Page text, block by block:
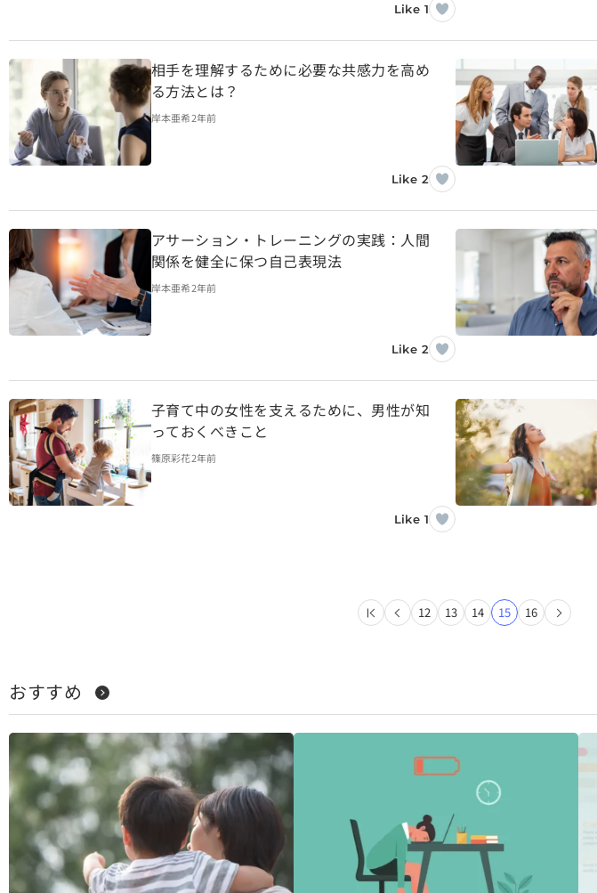
Like 1
相手を理解するために必要な共感力を高め
る方法とは？
岸本亜希2年前
Like 2
アサーション・トレーニングの実践：人間
関係を健全に保つ自己表現法
岸本亜希2年前
Like 2
子育て中の女性を支えるために、男性が知
っておくべきこと
篠原彩花2年前
Like 1
12 13 14 15 16
おすすめ